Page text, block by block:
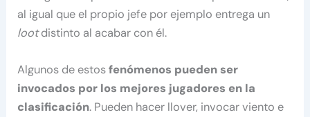
al igual que el propio jefe por ejemplo entrega un
lootdistinto al acabar con él.
Algunos de estosfenómenos pueden ser
invocados por los mejores jugadores en la
clasificación. Pueden hacer llover, invocar viento e